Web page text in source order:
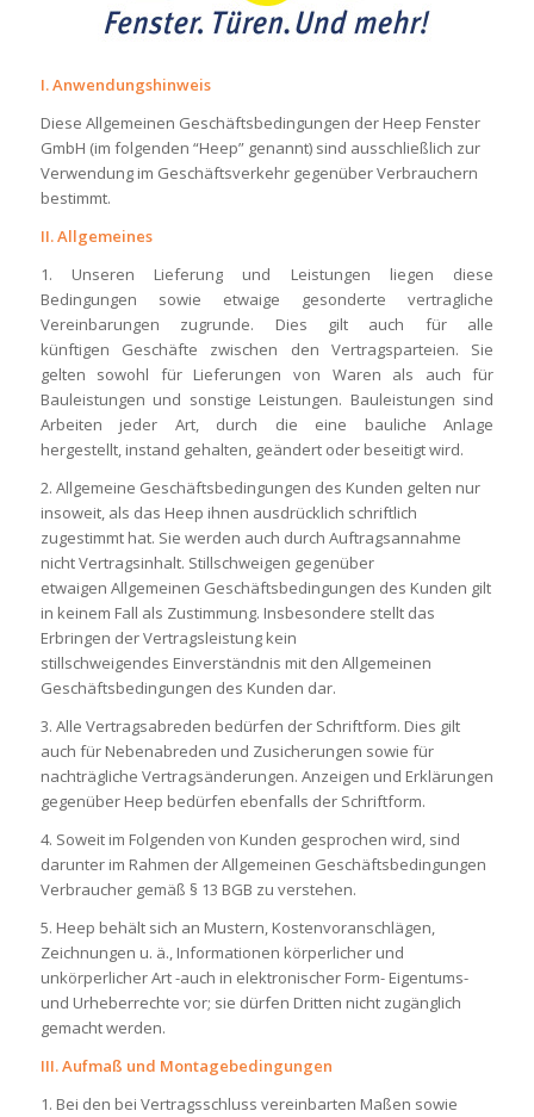
I. Anwendungshinweis
Diese Allgemeinen Geschäftsbedingungen der Heep Fenster
GmbH (im folgenden “Heep” genannt) sind ausschließlich zur
Verwendung im Geschäftsverkehr gegenüber Verbrauchern
bestimmt.
II. Allgemeines
1. Unseren Lieferung und Leistungen liegen diese
Bedingungen sowie etwaige gesonderte vertragliche
Vereinbarungen zugrunde. Dies gilt auch für alle
künftigen Geschäfte zwischen den Vertragsparteien. Sie
gelten sowohl für Lieferungen von Waren als auch für
Bauleistungen und sonstige Leistungen. Bauleistungen sind
Arbeiten jeder Art, durch die eine bauliche Anlage
hergestellt, instand gehalten, geändert oder beseitigt wird.
2. Allgemeine Geschäftsbedingungen des Kunden gelten nur
insoweit, als das Heep ihnen ausdrücklich schriftlich
zugestimmt hat. Sie werden auch durch Auftragsannahme
nicht Vertragsinhalt. Stillschweigen gegenüber
etwaigen Allgemeinen Geschäftsbedingungen des Kunden gilt
in keinem Fall als Zustimmung. Insbesondere stellt das
Erbringen der Vertragsleistung kein
stillschweigendes Einverständnis mit den Allgemeinen
Geschäftsbedingungen des Kunden dar.
3. Alle Vertragsabreden bedürfen der Schriftform. Dies gilt
auch für Nebenabreden und Zusicherungen sowie für
nachträgliche Vertragsänderungen. Anzeigen und Erklärungen
gegenüber Heep bedürfen ebenfalls der Schriftform.
4. Soweit im Folgenden von Kunden gesprochen wird, sind
darunter im Rahmen der Allgemeinen Geschäftsbedingungen
Verbraucher gemäß § 13 BGB zu verstehen.
5. Heep behält sich an Mustern, Kostenvoranschlägen,
Zeichnungen u. ä., Informationen körperlicher und
unkörperlicher Art -auch in elektronischer Form- Eigentums-
und Urheberrechte vor; sie dürfen Dritten nicht zugänglich
gemacht werden.
III. Aufmaß und Montagebedingungen
1. Bei den bei Vertragsschluss vereinbarten Maßen sowie